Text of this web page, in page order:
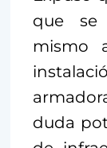
que se
mismo
duda